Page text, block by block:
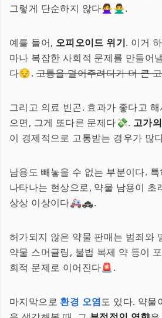
그렇게 단순하지 않다🙅‍♀️🙅‍♂️.
예를 들어, 오피오이드 위기. 이거
마나 복잡한 사회적 문제를 만들어
다😔.고통을 덜어주려다가 더 큰
그리고 의료 빈곤. 효과가 좋다고 해
으면, 그게 또다른 문제다💸. 고가
이 경제적으로 고통받는 경우가 많
남용도 빼놓을 수 없는 부분이다. 특
나타나는 현상으로, 약물 남용이 초
상상 이상이다🚑🚓.
허가되지 않은 약물 판매는 범죄와
약물 스머글링, 불법 복제 약 등이
회적 문제로 이어진다🚨.
마지막으로 환경 오염도 있다. 약물